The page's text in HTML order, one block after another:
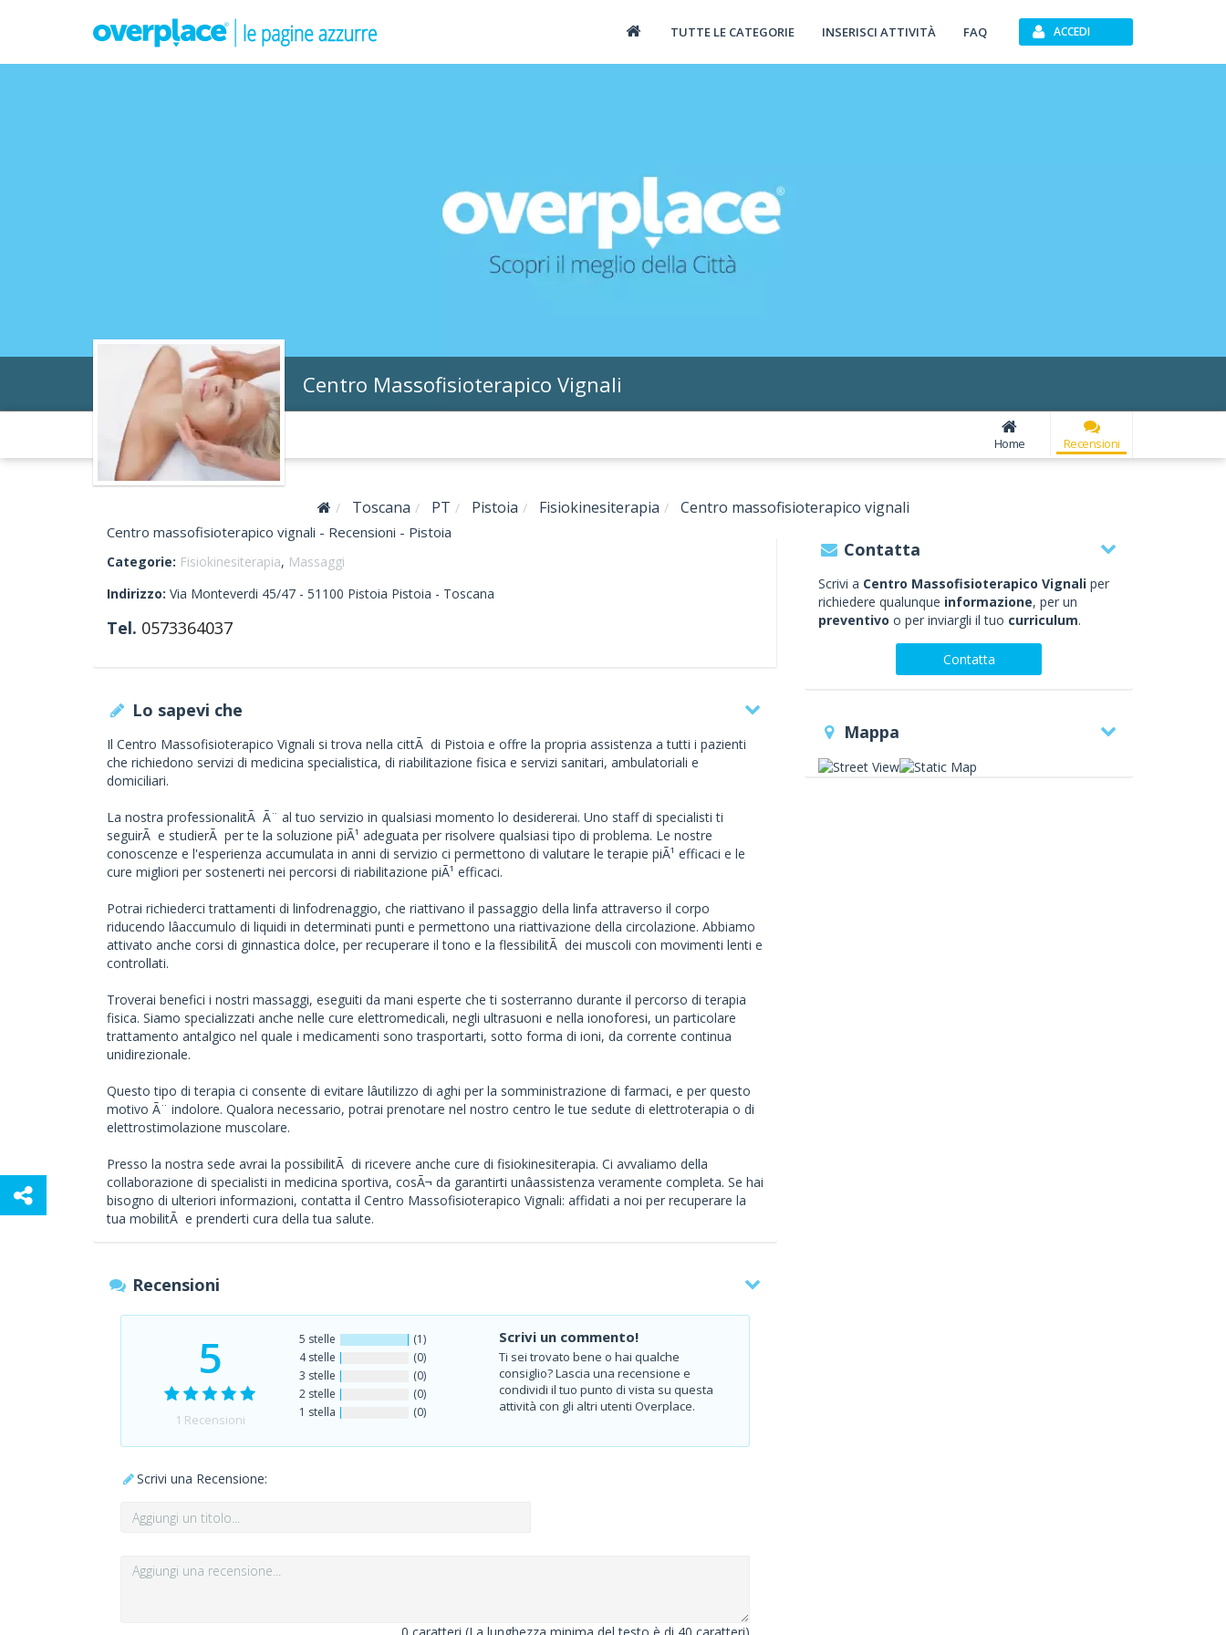
TUTTE LE CATEGORIE INSERISCI ATTIVITÀ FAQ ACCEDI
Centro Massofisioterapico Vignali
Home Recensioni
Toscana PT Pistoia Fisiokinesiterapia Centro massofisioterapico vignali
Centro massofisioterapico vignali - Recensioni - Pistoia
Categorie: Fisiokinesiterapia, Massaggi
Indirizzo: Via Monteverdi 45/47 - 51100 Pistoia Pistoia - Toscana
Tel. 0573364037
Lo sapevi che
Il Centro Massofisioterapico Vignali si trova nella cittÃ di Pistoia e offre la propria assistenza a tutti i pazienti
che richiedono servizi di medicina specialistica, di riabilitazione fisica e servizi sanitari, ambulatoriali e
domiciliari.
La nostra professionalitÃ Ã¨ al tuo servizio in qualsiasi momento lo desidererai. Uno staff di specialisti ti
seguirÃ e studierÃ per te la soluzione piÃ¹ adeguata per risolvere qualsiasi tipo di problema. Le nostre
conoscenze e l'esperienza accumulata in anni di servizio ci permettono di valutare le terapie piÃ¹ efficaci e le
cure migliori per sostenerti nei percorsi di riabilitazione piÃ¹ efficaci.
Potrai richiederci trattamenti di linfodrenaggio, che riattivano il passaggio della linfa attraverso il corpo
riducendo lâaccumulo di liquidi in determinati punti e permettono una riattivazione della circolazione. Abbiamo
attivato anche corsi di ginnastica dolce, per recuperare il tono e la flessibilitÃ dei muscoli con movimenti lenti e
controllati.
Troverai benefici i nostri massaggi, eseguiti da mani esperte che ti sosterranno durante il percorso di terapia
fisica. Siamo specializzati anche nelle cure elettromedicali, negli ultrasuoni e nella ionoforesi, un particolare
trattamento antalgico nel quale i medicamenti sono trasportarti, sotto forma di ioni, da corrente continua
unidirezionale.
Questo tipo di terapia ci consente di evitare lâutilizzo di aghi per la somministrazione di farmaci, e per questo
motivo Ã¨ indolore. Qualora necessario, potrai prenotare nel nostro centro le tue sedute di elettroterapia o di
elettrostimolazione muscolare.
Presso la nostra sede avrai la possibilitÃ di ricevere anche cure di fisiokinesiterapia. Ci avvaliamo della
collaborazione di specialisti in medicina sportiva, cosÃ¬ da garantirti unâassistenza veramente completa. Se hai
bisogno di ulteriori informazioni, contatta il Centro Massofisioterapico Vignali: affidati a noi per recuperare la
tua mobilitÃ e prenderti cura della tua salute.
Recensioni
5
1 Recensioni
5 stelle
(1)
4 stelle
(0)
3 stelle
(0)
2 stelle
(0)
1 stella
(0)
Scrivi un commento!
Ti sei trovato bene o hai qualche
consiglio? Lascia una recensione e
condividi il tuo punto di vista su questa
attività con gli altri utenti Overplace.
Scrivi una Recensione:
Contatta
Scrivi a Centro Massofisioterapico Vignali per
richiedere qualunque informazione, per un
preventivo o per inviargli il tuo curriculum.
Contatta
Mappa